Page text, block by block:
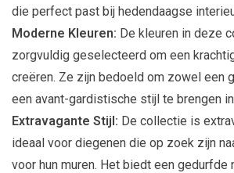
die perfect past bij hedendaagse
Moderne Kleuren: De kleuren in deze
zorgvuldig geselecteerd om een
creëren. Ze zijn bedoeld om zowel een
een avant-gardistische stijl te brengen
Extravagante Stijl: De collectie is
ideaal voor diegenen die op zoek zijn
voor hun muren. Het biedt een gedurfde